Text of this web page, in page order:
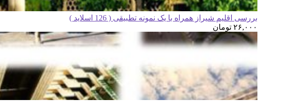
بررسی اقلیم شیراز همراه با یک نمونه تطبیقی ( 126 اسلاید )
۲۶,۰۰۰ تومان